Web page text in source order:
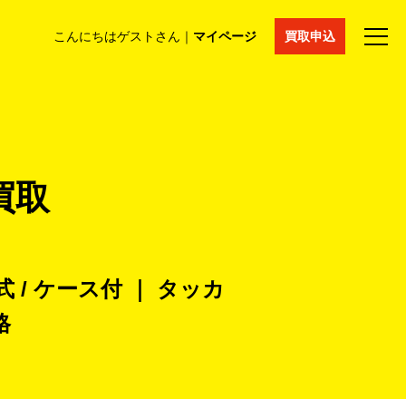
こんにちはゲストさん｜ マイページ 買取申込
コラム マイページ 採用情報 通販サイト
取
/ ケース付 ｜ タッカ